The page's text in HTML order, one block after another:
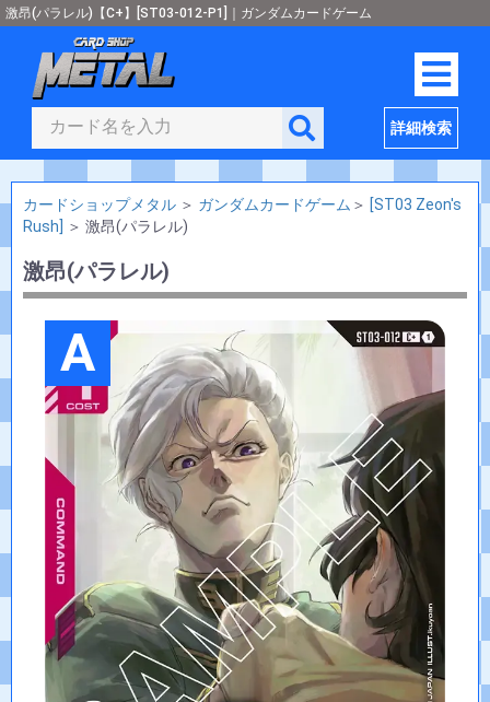
激昂(パラレル)【C+】[ST03-012-P1]｜ガンダムカードゲーム
詳細検索
カードショップメタル ＞ ガンダムカードゲーム ＞ [ST03 Zeon's
Rush]
＞ 激昂(パラレル)
激昂(パラレル)
A